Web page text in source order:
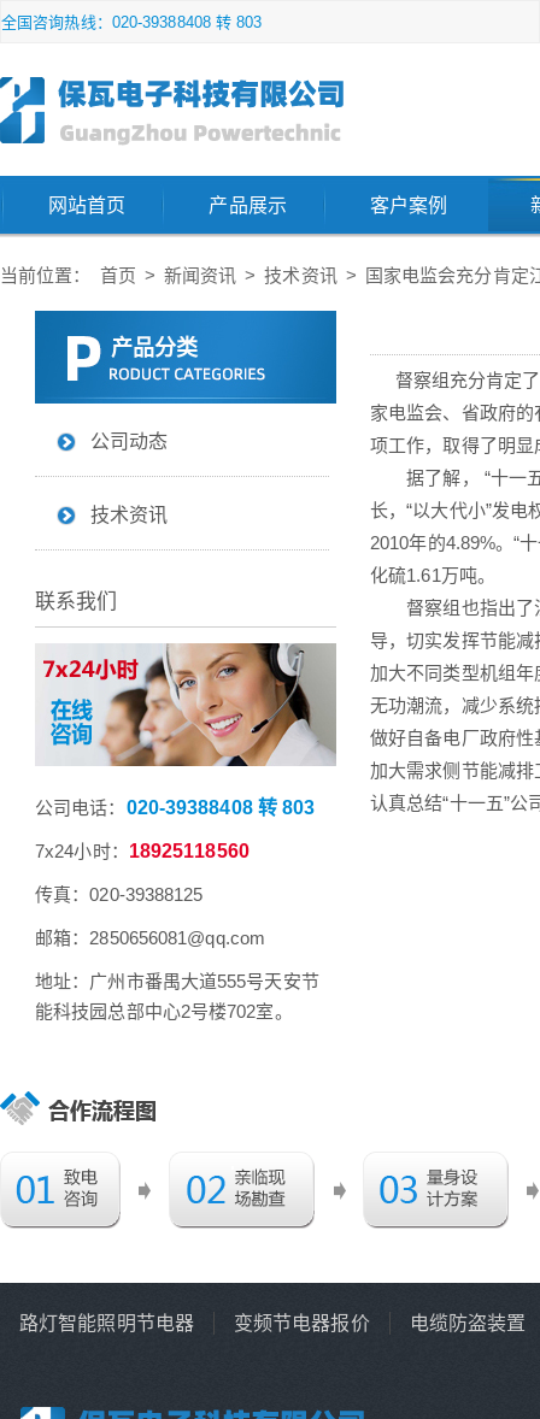
全国咨询热线：020-39388408 转 803
网站首页 产品展示 客户案例
当前位置： 首页 > 新闻资讯 > 技术资讯 > 国家电监会充分肯定
督察组充分肯定了
家电监会、省政府
项工作，取得了明
据了解， “十一五
长，“以大代小”发
2010年的4.89%。“
化硫1.61万吨。
督察组也指出了
导，切实发挥节能
加大不同类型机组
无功潮流，减少系
做好自备电厂政府
加大需求侧节能减
认真总结“十一五”公
产品分类
公司动态
技术资讯
联系我们
公司电话： 020-39388408 转 803
7x24小时： 18925118560
传真：020-39388125
邮箱：2850656081@qq.com
地址：广州市番禺大道555号天安节
能科技园总部中心2号楼702室。
路灯智能照明节电器 变频节电器报价 电缆防盗装置